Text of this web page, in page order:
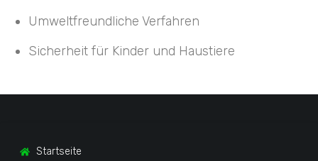
Umweltfreundliche Verfahren
Sicherheit für Kinder und Haustiere
Startseite